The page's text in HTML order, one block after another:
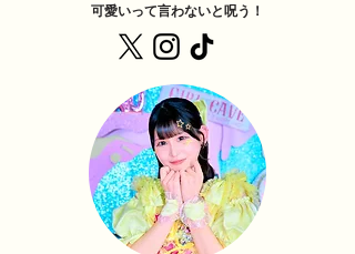
可愛いって言わないと呪う！